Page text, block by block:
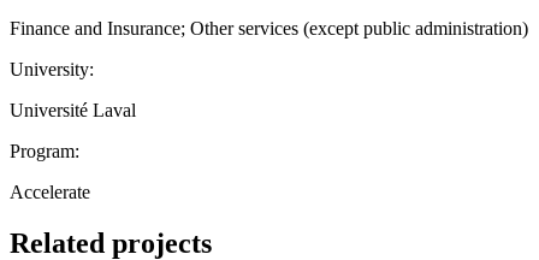
Finance and Insurance; Other services (except public administration)
University:
Université Laval
Program:
Accelerate
Related projects